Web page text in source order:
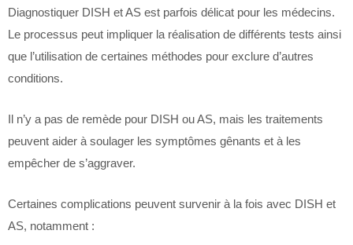
Diagnostiquer DISH et AS est parfois délicat pour les médecins.
Le processus peut impliquer la réalisation de différents tests ainsi
que l’utilisation de certaines méthodes pour exclure d’autres
conditions.
Il n’y a pas de remède pour DISH ou AS, mais les traitements
peuvent aider à soulager les symptômes gênants et à les
empêcher de s’aggraver.
Certaines complications peuvent survenir à la fois avec DISH et
AS, notamment :